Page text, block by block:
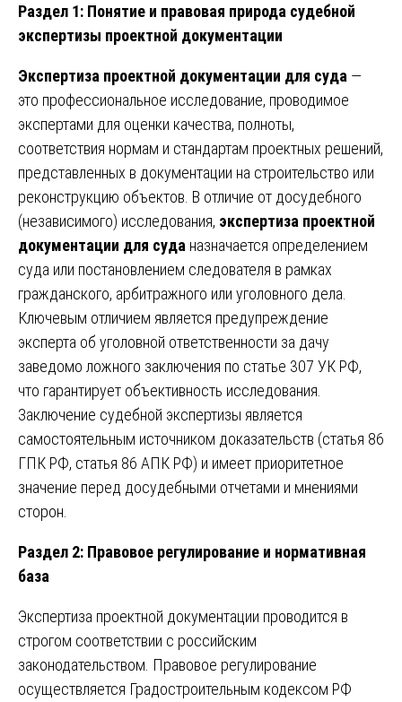
Раздел 1: Понятие и правовая природа судебной
экспертизы проектной документации
Экспертиза проектной документации для суда —
это профессиональное исследование, проводимое
экспертами для оценки качества, полноты,
соответствия нормам и стандартам проектных решений,
представленных в документации на строительство или
реконструкцию объектов. В отличие от досудебного
(независимого) исследования, экспертиза проектной
документации для суда назначается определением
суда или постановлением следователя в рамках
гражданского, арбитражного или уголовного дела.
Ключевым отличием является предупреждение
эксперта об уголовной ответственности за дачу
заведомо ложного заключения по статье 307 УК РФ,
что гарантирует объективность исследования.
Заключение судебной экспертизы является
самостоятельным источником доказательств (статья 86
ГПК РФ, статья 86 АПК РФ) и имеет приоритетное
значение перед досудебными отчетами и мнениями
сторон.
Раздел 2: Правовое регулирование и нормативная
база
Экспертиза проектной документации проводится в
строгом соответствии с российским
законодательством. Правовое регулирование
осуществляется Градостроительным кодексом РФ